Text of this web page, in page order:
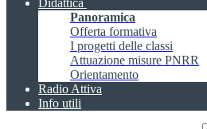
Didattica
Panoramica
Offerta formativa
I progetti delle classi
Attuazione misure PNRR
Orientamento
Radio Attiva
Info utili